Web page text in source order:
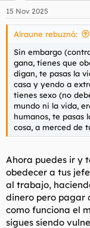
15 Nov 2025
Alraune rebuznó:
Sin embargo
gana, tienes que
digan, te pasas la
casa y yendo a
tienes sexo (no
mundo ni la vida,
humanos, te pasas
cosa, a merced de
Ahora puedes ir y
obedecer a tus
al trabajo,
dinero pero pagar
como funciona el
sigues siendo